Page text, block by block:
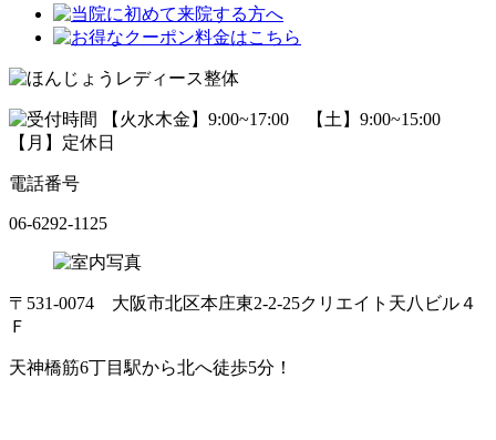
電話番号
06-6292-1125
〒531-0074 大阪市北区本庄東2-2-25クリエイト天八ビル４
Ｆ
天神橋筋6丁目駅から北へ徒歩5分！